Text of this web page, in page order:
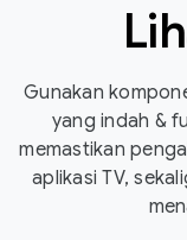
Gunakan
yang indah &
memastikan
aplikasi TV,